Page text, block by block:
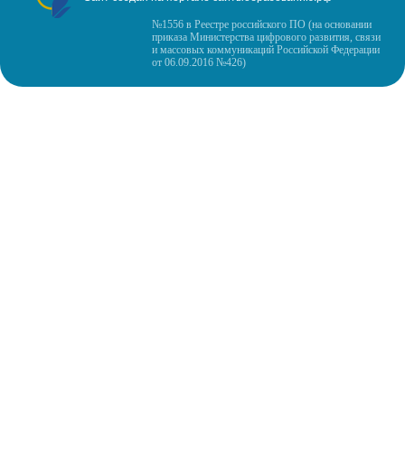
№1556 в Реестре российского ПО (на основании
приказа Министерства цифрового развития, связи
и массовых коммуникаций Российской Федерации
от 06.09.2016 №426)